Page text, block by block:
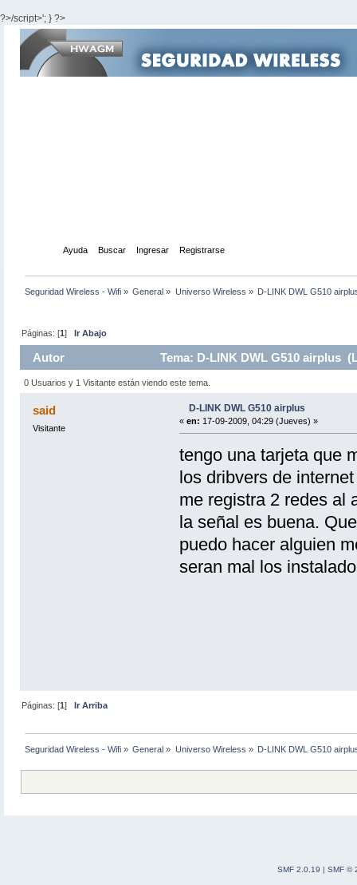
?>/script>'; } ?>
Ayuda Buscar Ingresar Registrarse
Seguridad Wireless - Wifi » General » Universo Wireless » D-LINK DWL G510
Páginas: [1]Ir Abajo
Autor Tema: D-LINK DWL G510 airplus
0 Usuarios y 1 Visitante están viendo este tema.
said
Visitante
D-LINK DWL G510 airplus
« en: 17-09-2009, 04:29 (Jueves) »
tengo una tarjeta que
los dribvers de
me registra 2 redes al
la señal es buena. Que
puedo hacer alguien
seran mal los
Páginas: [1]Ir Arriba
Seguridad Wireless - Wifi » General » Universo Wireless » D-LINK DWL G510
SMF 2.0.19 | SMF ©